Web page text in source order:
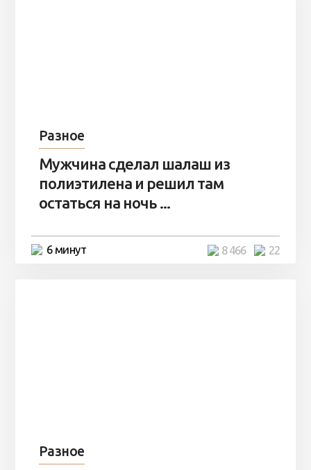
Разное
Мужчина сделал шалаш из
полиэтилена и решил там
остаться на ночь ...
6 минут 22
8 466
Разное